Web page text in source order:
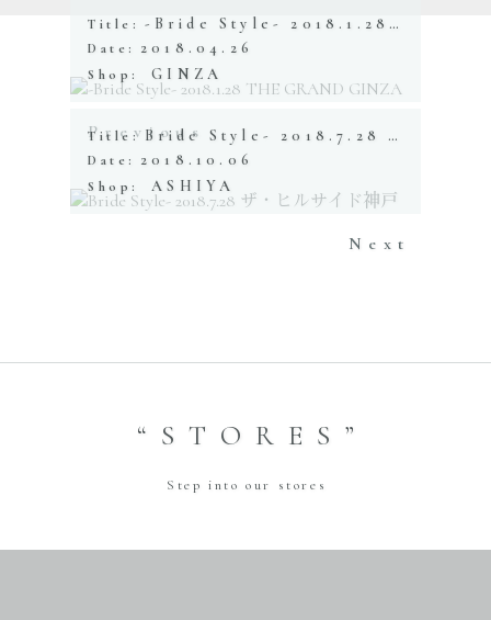
Title: -Bride Style- 2018.1.28 THE GRAND GINZA
Date: 2018.04.26
Shop: GINZA
Previous
Title: Bride Style- 2018.7.28 ザ・ヒルサイド神戸
Date: 2018.10.06
Shop: ASHIYA
Next
“STORES”
Step into our stores